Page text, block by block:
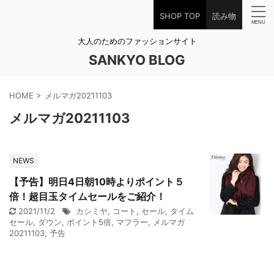
SHOP TOP 読み物
大人のためのファッションサイト
SANKYO BLOG
HOME > メルマガ20211103
メルマガ20211103
NEWS
【予告】明日4日朝10時よりポイント５
倍！超目玉タイムセールをご紹介！
2021/11/2 カシミヤ, コート , セール, タイム
セール, ダウン, ポイント5倍, マフラー, メルマガ
20211103, 予告